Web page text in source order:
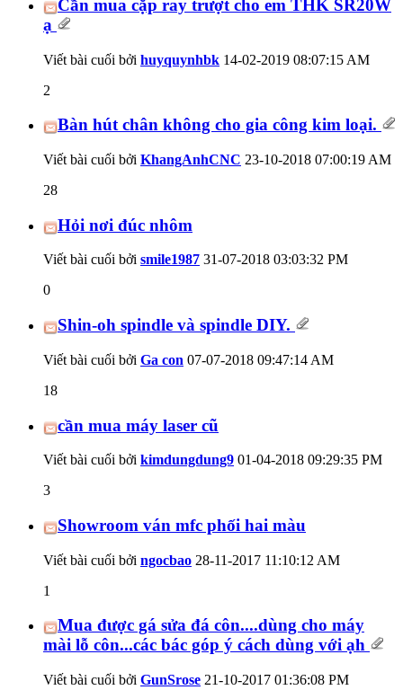
Cần mua cặp ray trượt cho em THK SR20W
ạ
Viết bài cuối bởi huyquynhbk 14-02-2019 08:07:15 AM
2
Bàn hút chân không cho gia công kim loại.
Viết bài cuối bởi KhangAnhCNC 23-10-2018 07:00:19 AM
28
Hỏi nơi đúc nhôm
Viết bài cuối bởi smile1987 31-07-2018 03:03:32 PM
0
Shin-oh spindle và spindle DIY.
Viết bài cuối bởi Ga con 07-07-2018 09:47:14 AM
18
cần mua máy laser cũ
Viết bài cuối bởi kimdungdung9 01-04-2018 09:29:35 PM
3
Showroom ván mfc phối hai màu
Viết bài cuối bởi ngocbao 28-11-2017 11:10:12 AM
1
Mua được gá sửa đá côn....dùng cho máy
mài lỗ côn...các bác góp ý cách dùng với ạh
Viết bài cuối bởi GunSrose 21-10-2017 01:36:08 PM